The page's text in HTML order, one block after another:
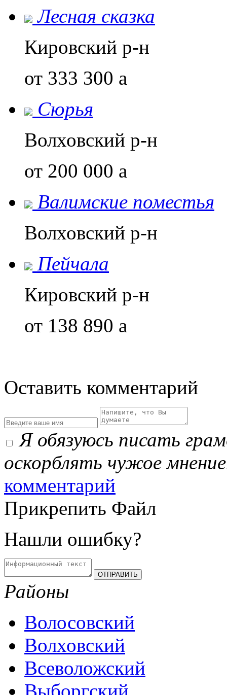
Лесная сказка
Кировский р-н
от 333 300 a
Сюрья
Волховский р-н
от 200 000 a
Валимские поместья
Волховский р-н
Пейчала
Кировский р-н
от 138 890 a
Оставить комментарий
Я обязуюсь писать
оскорблять чужое
комментарий
Прикрепить Файл
Нашли ошибку?
Районы
Волосовский
Волховский
Всеволожский
Выборгский